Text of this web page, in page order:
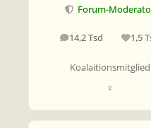
Forum-
14,2 Tsd
Beiträge 1,5
Koalaitionsmitglied
♀